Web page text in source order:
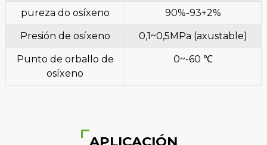
pureza do osíxeno 90%-93+2%
Presión de osíxeno 0,1~0,5MPa (axustable)
Punto de orballo de
osíxeno
0~-60 ℃
APLICACIÓN